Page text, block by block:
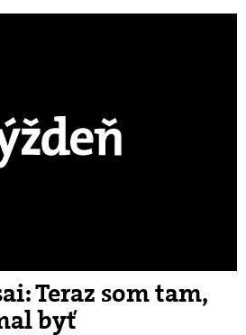
Teraz som tam,
byť